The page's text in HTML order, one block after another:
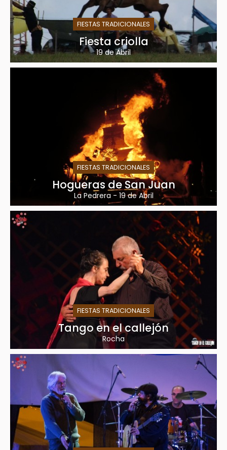
FIESTAS TRADICIONALES
Fiesta criolla
19 de Abril
FIESTAS TRADICIONALES
Hogueras de San Juan
La Pedrera - 19 de Abril
FIESTAS TRADICIONALES
Tango en el callejón
Rocha